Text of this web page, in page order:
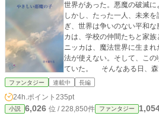
世界があった。悪魔の破滅に
しかし、たった一人、未来
ぎ、世界は争いのない平和
カは、学校の仲間たちと家
ニッカは、魔法世界に生ま
法が使えない。そして、こ
ていた。 そんなある日、森
いるのを見つけたニッカは、
はさみしいから、家族にな
が、世界を救う。
ファンタジー 連載中 長編
24h.ポイント 235pt
小説 6,026 位 / 228,850件 ファンタジー